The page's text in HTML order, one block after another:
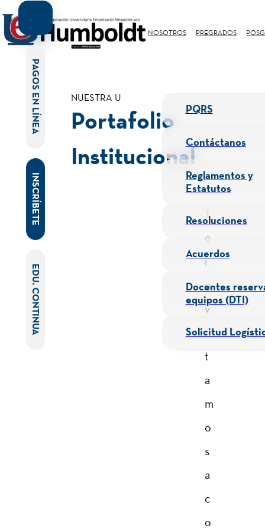
NOSOTROS PREGRADOS
NUESTRA U
Portafolio
Institucional
T
e
i
n
v
i
t
a
m
o
s
a
c
o
PQRS
Contáctanos
Reglamentos y
Estatutos
Resoluciones
Acuerdos
Docentes
equipos (DTI)
Solicitud
PAGOS EN LÍNEA
INSCRÍBETE
EDU. CONTINUA